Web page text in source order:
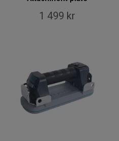
1 499 kr